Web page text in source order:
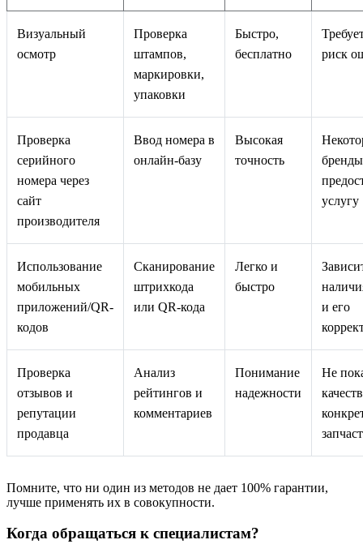
Визуальный
осмотр
Проверка
штампов,
маркировки,
упаковки
Быстро,
бесплатно
риск
Проверка
серийного
номера через
сайт
производителя
Ввод номера в
онлайн-базу
Высокая
точность
услугу
Использование
мобильных
приложений/QR-
кодов
Сканирование
штрихкода
или QR-кода
Легко и
быстро
и его
Проверка
отзывов и
репутации
продавца
Анализ
рейтингов и
комментариев
Понимание
надежности
Не
Помните, что ни один из методов не дает 100% гарантии,
лучше применять их в совокупности.
Когда обращаться к специалистам?